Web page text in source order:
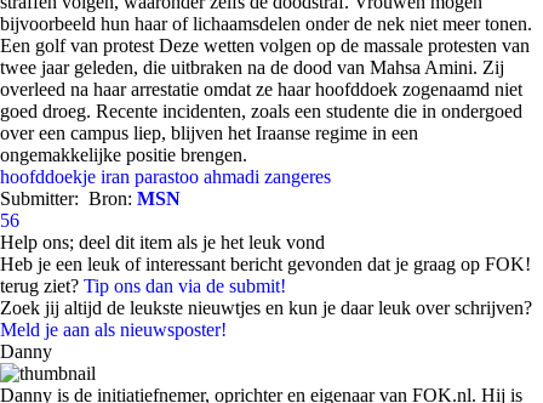
bijvoorbeeld hun haar of lichaamsdelen onder de nek niet meer tonen.
Een golf van protest Deze wetten volgen op de massale protesten van
twee jaar geleden, die uitbraken na de dood van Mahsa Amini. Zij
overleed na haar arrestatie omdat ze haar hoofddoek zogenaamd niet
goed droeg. Recente incidenten, zoals een studente die in ondergoed
over een campus liep, blijven het Iraanse regime in een
ongemakkelijke positie brengen.
hoofddoekje iran parastoo ahmadi zangeres
Submitter: Bron: MSN
56
Help ons; deel dit item als je het leuk vond
Heb je een leuk of interessant bericht gevonden dat je graag op FOK!
terug ziet? Tip ons dan via de submit!
Zoek jij altijd de leukste nieuwtjes en kun je daar leuk over schrijven?
Meld je aan als nieuwsposter!
Danny
Danny is de initiatiefnemer, oprichter en eigenaar van FOK.nl. Hij is